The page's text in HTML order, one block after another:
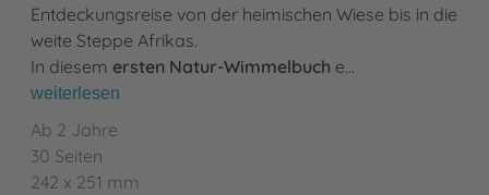
Entdeckungsreise von der heimischen Wiese bis in die
weite Steppe Afrikas.
In diesem ersten Natur-Wimmelbuch e…
weiterlesen
Ab 2 Jahre
30 Seiten
242 x 251 mm